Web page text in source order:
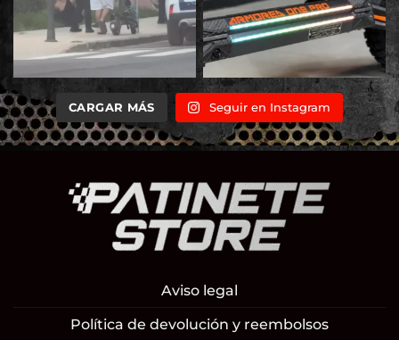
CARGAR MÁS Seguir en Instagram
Aviso legal
Política de devolución y reembolsos